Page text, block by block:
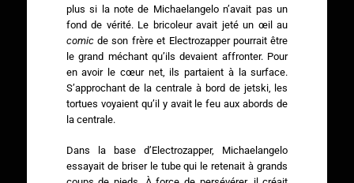
plus si la note de Michaelangelo n’avait pas un
fond de vérité. Le bricoleur avait jeté un œil au
comicde son frère et Electrozapper pourrait être
le grand méchant qu’ils devaient affronter. Pour
en avoir le cœur net, ils partaient à la surface.
S’approchant de la centrale à bord de jetski, les
tortues voyaient qu’il y avait le feu aux abords de
la centrale.
Dans la base d’Electrozapper, Michaelangelo
essayait de briser le tube qui le retenait à grands